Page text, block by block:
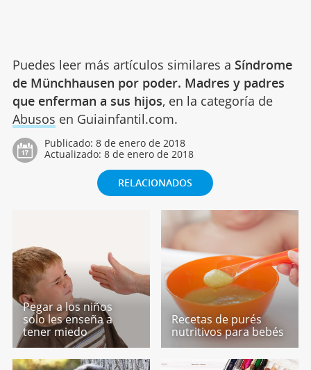
Puedes leer más artículos similares a Síndrome
de Münchhausen por poder. Madres y padres
que enferman a sus hijos, en la categoría de
Abusos en Guiainfantil.com.
Publicado: 8 de enero de 2018
Actualizado: 8 de enero de 2018
RELACIONADOS
Pegar a los niños
solo les enseña a
tener miedo
Recetas de purés
nutritivos para bebés